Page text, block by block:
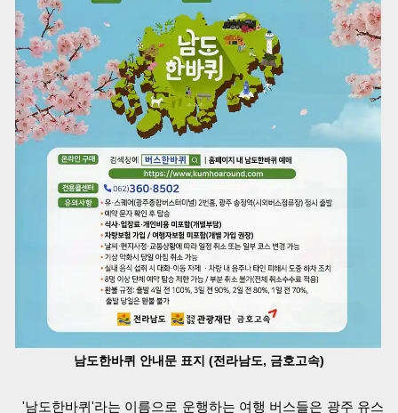
남도한바퀴 안내문 표지 (전라남도, 금호고속)
'남도한바퀴'라는 이름으로 운행하는 여행 버스들은 광주 유스